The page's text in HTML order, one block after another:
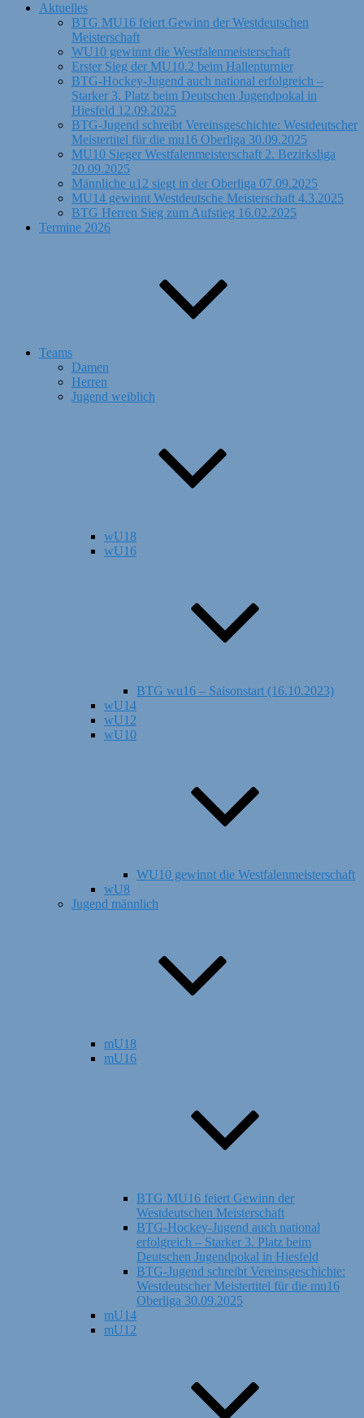
Aktuelles
BTG MU16 feiert Gewinn der Westdeutschen
Meisterschaft
WU10 gewinnt die Westfalenmeisterschaft
Erster Sieg der MU10.2 beim Hallenturnier
BTG-Hockey-Jugend auch national erfolgreich –
Starker 3. Platz beim Deutschen Jugendpokal in
Hiesfeld 12.09.2025
BTG-Jugend schreibt Vereinsgeschichte: Westdeutscher
Meistertitel für die mu16 Oberliga 30.09.2025
MU10 Sieger Westfalenmeisterschaft 2. Bezirksliga
20.09.2025
Männliche u12 siegt in der Oberliga 07.09.2025
MU14 gewinnt Westdeutsche Meisterschaft 4.3.2025
BTG Herren Sieg zum Aufstieg 16.02.2025
Termine 2026
Teams
Damen
Herren
Jugend weiblich
wU18
wU16
BTG wu16 – Saisonstart (16.10.2023)
wU14
wU12
wU10
WU10 gewinnt die Westfalenmeisterschaft
wU8
Jugend männlich
mU18
mU16
BTG MU16 feiert Gewinn der
Westdeutschen Meisterschaft
BTG-Hockey-Jugend auch national
erfolgreich – Starker 3. Platz beim
Deutschen Jugendpokal in Hiesfeld
BTG-Jugend schreibt Vereinsgeschichte:
Westdeutscher Meistertitel für die mu16
Oberliga 30.09.2025
mU14
mU12